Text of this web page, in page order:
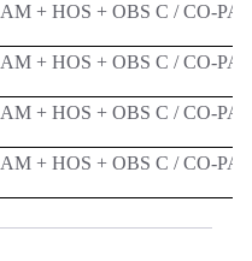
AM + HOS + OBS C / CO-
AM + HOS + OBS C / CO-
AM + HOS + OBS C / CO-
AM + HOS + OBS C / CO-